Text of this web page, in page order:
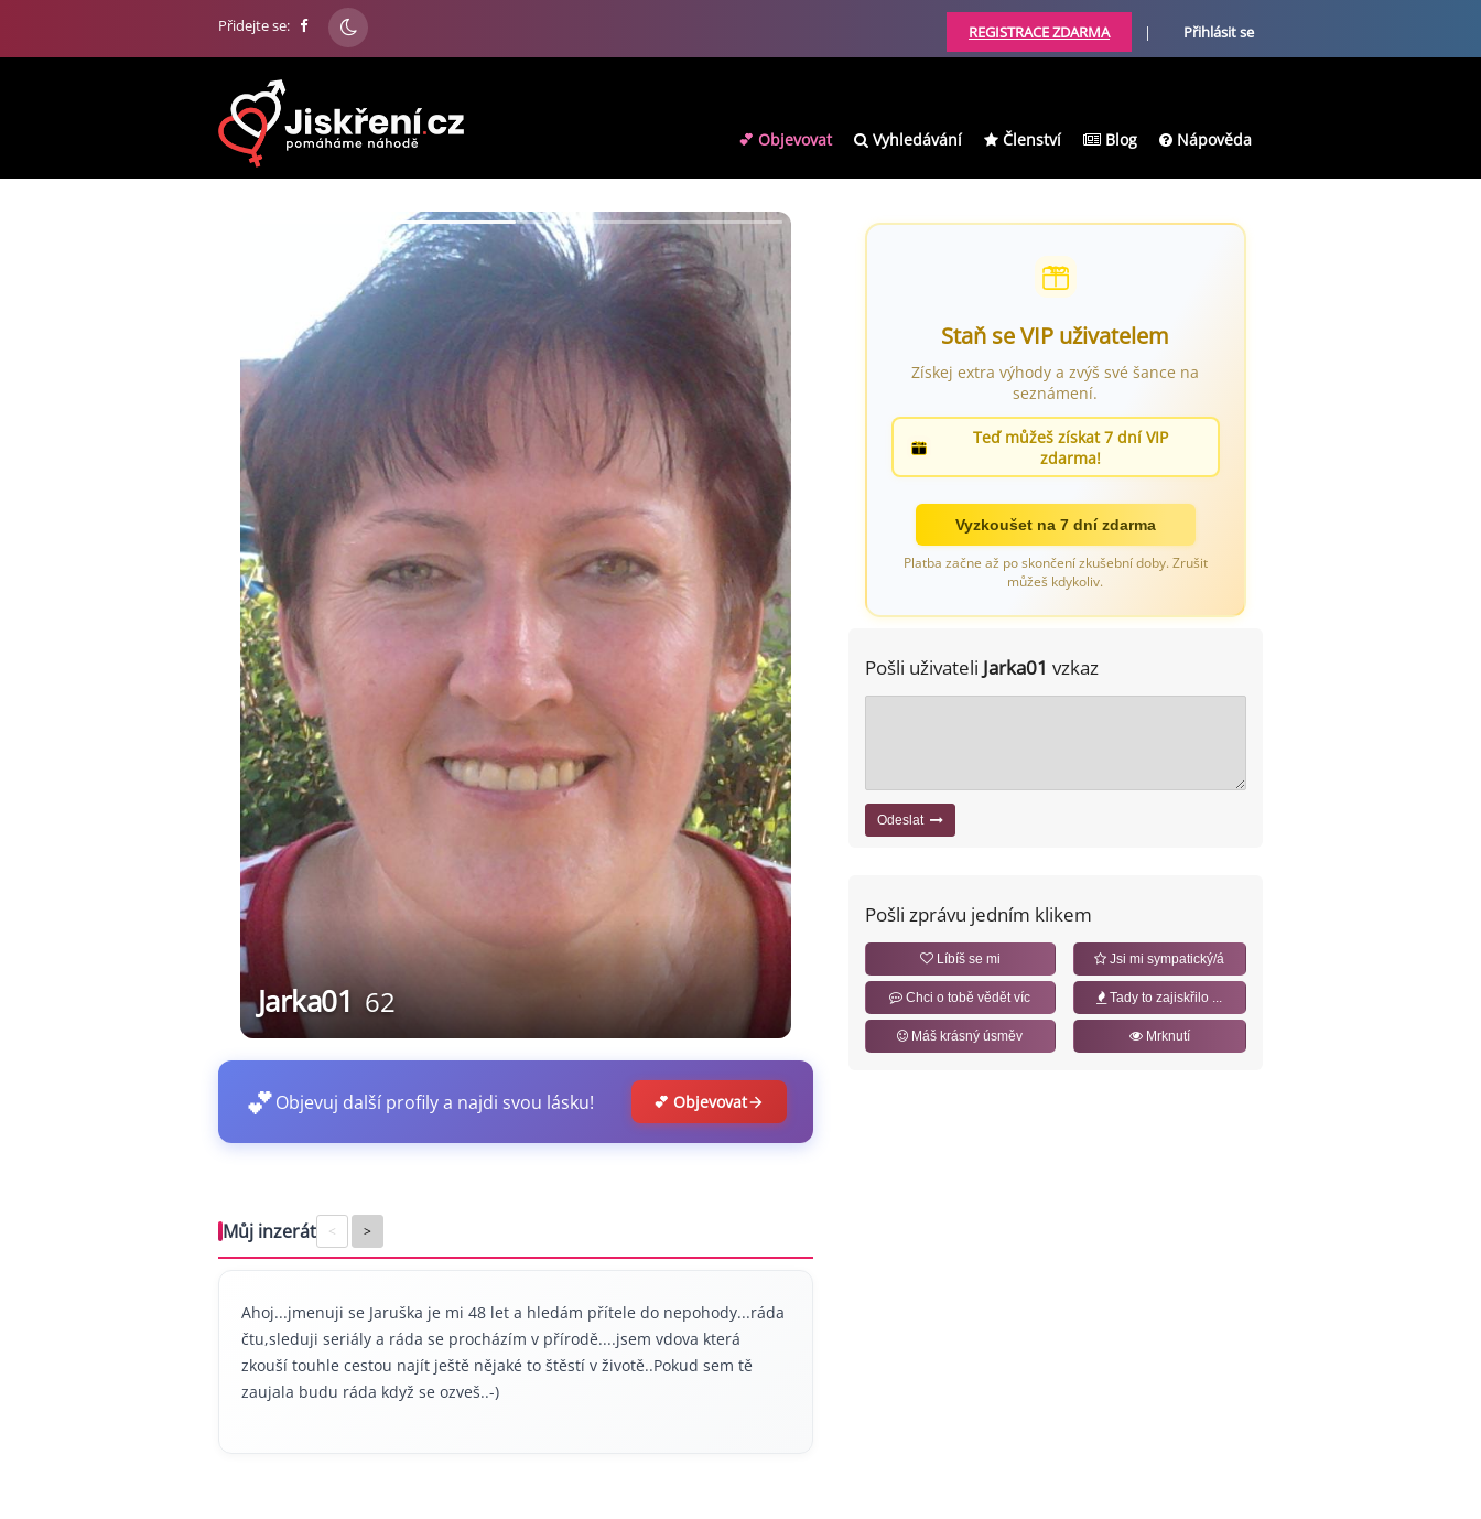
Přidejte se: REGISTRACE ZDARMA | Přihlásit se
💕 Objevovat Vyhledávání Členství Blog Nápověda
Jarka01 62
💕Objevuj další profily a najdi svou lásku! 💕 Objevovat
Můj inzerát < >
Ahoj...jmenuji se Jaruška je mi 48 let a hledám přítele do nepohody...ráda
čtu,sleduji seriály a ráda se procházím v přírodě....jsem vdova která
zkouší touhle cestou najít ještě nějaké to štěstí v životě..Pokud sem tě
zaujala budu ráda když se ozveš..-)
Staň se VIP uživatelem
Získej extra výhody a zvýš své šance na
seznámení.
Teď můžeš získat 7 dní VIP
zdarma!
Vyzkoušet na 7 dní zdarma
Platba začne až po skončení zkušební doby. Zrušit
můžeš kdykoliv.
Pošli uživateli Jarka01 vzkaz
Odeslat
Pošli zprávu jedním klikem
Líbíš se mi Jsi mi sympatický/á
Chci o tobě vědět víc Tady to zajiskřilo ...
Máš krásný úsměv Mrknutí